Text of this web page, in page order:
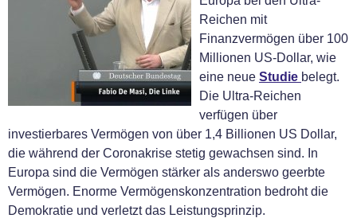
Reichen mit
Finanzvermögen über 100
Millionen US-Dollar, wie
eine neue Studie belegt.
Die Ultra-Reichen
verfügen über
investierbares Vermögen von über 1,4 Billionen US Dollar,
die während der Coronakrise stetig gewachsen sind. In
Europa sind die Vermögen stärker als anderswo geerbte
Vermögen. Enorme Vermögenskonzentration bedroht die
Demokratie und verletzt das Leistungsprinzip.